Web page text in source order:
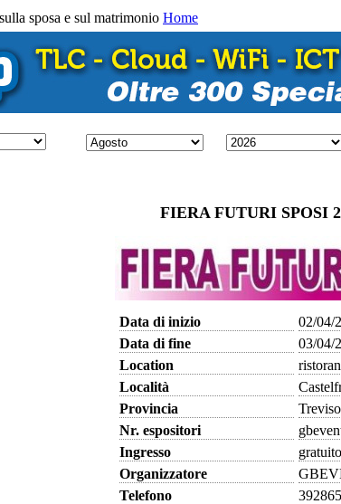
sposa e sul matrimonio Home
FIERA FUTURI SPOSI
Data di inizio
02/04/
Data di fine
03/04/
Location
Località
Provincia
Treviso
Nr. espositori
Ingresso
gratuito
Organizzatore
Telefono